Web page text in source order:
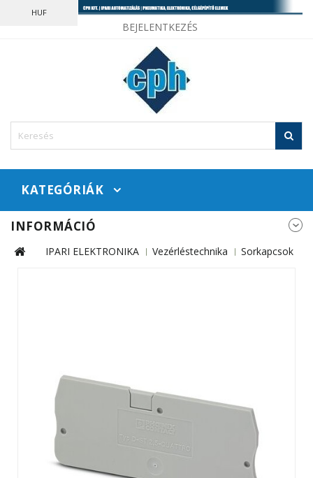
BEJELENTKEZÉS
HUF
KATEGÓRIÁK
INFORMÁCIÓ
IPARI ELEKTRONIKA Vezérléstechnika Sorkapcsok